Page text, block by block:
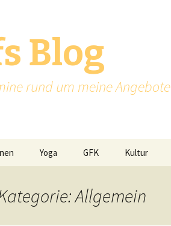
Blog
rund um meine Angebote
Yoga GFK Kultur
Allgemein